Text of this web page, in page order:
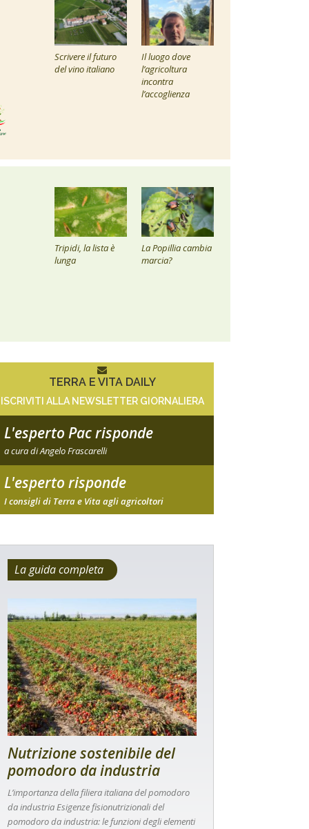
Scrivere il futuro
del vino italiano
Il luogo dove
l’agricoltura
incontra
l’accoglienza
Tripidi, la lista è
lunga
La Popillia cambia
marcia?
TERRA E VITA DAILY
ISCRIVITI ALLA NEWSLETTER GIORNALIERA
L'esperto Pac risponde
a cura di Angelo Frascarelli
L'esperto risponde
I consigli di Terra e Vita agli agricoltori
La guida completa
Nutrizione sostenibile del
pomodoro da industria
L’importanza della filiera italiana del pomodoro
da industria Esigenze fisionutrizionali del
pomodoro da industria: le funzioni degli elementi